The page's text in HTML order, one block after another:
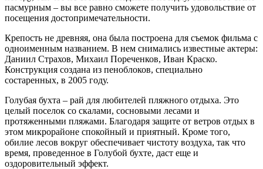
пасмурным – вы все равно сможете получить удовольствие от
посещения достопримечательности.
Крепость не древняя, она была построена для съемок фильма с
одноименным названием. В нем снимались известные актеры:
Даниил Страхов, Михаил Пореченков, Иван Краско.
Конструкция создана из пеноблоков, специально
состаренных, в 2005 году.
Голубая бухта – рай для любителей пляжного отдыха. Это
целый поселок со скалами, сосновыми лесами и
протяженными пляжами. Благодаря защите от ветров отдых в
этом микрорайоне спокойный и приятный. Кроме того,
обилие лесов вокруг обеспечивает чистоту воздуха, так что
время, проведенное в Голубой бухте, даст еще и
оздоровительный эффект.